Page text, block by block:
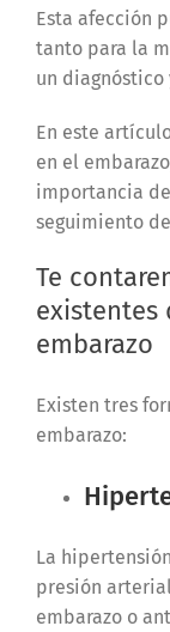
Esta afección
tanto para la
un
En este
en el
importancia
seguimiento
Te
existentes
embarazo
Existen tres
embarazo:
La
presión
embarazo o